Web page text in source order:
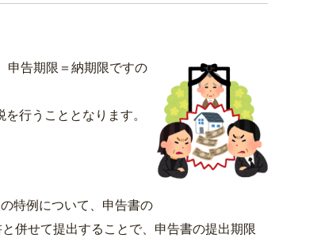
申告期限＝納期限ですの
行うこととなります。
特例について、申告書の
併せて提出することで、申告書の提出期限